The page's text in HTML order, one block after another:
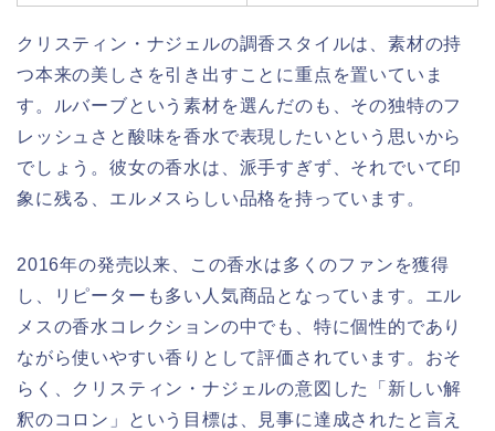
クリスティン・ナジェルの調香スタイルは、素材の持
つ本来の美しさを引き出すことに重点を置いていま
す。ルバーブという素材を選んだのも、その独特のフ
レッシュさと酸味を香水で表現したいという思いから
でしょう。彼女の香水は、派手すぎず、それでいて印
象に残る、エルメスらしい品格を持っています。
2016年の発売以来、この香水は多くのファンを獲得
し、リピーターも多い人気商品となっています。エル
メスの香水コレクションの中でも、特に個性的であり
ながら使いやすい香りとして評価されています。おそ
らく、クリスティン・ナジェルの意図した「新しい解
釈のコロン」という目標は、見事に達成されたと言え